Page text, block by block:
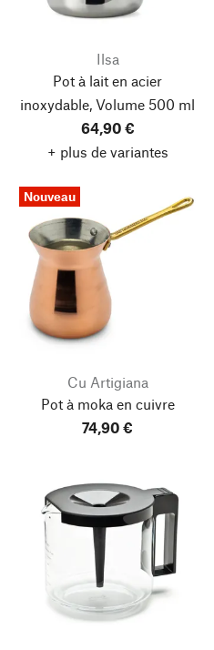
Ilsa
Pot à lait en acier
inoxydable, Volume 500 ml
64,90 €
+ plus de variantes
Nouveau
Cu Artigiana
Pot à moka en cuivre
74,90 €